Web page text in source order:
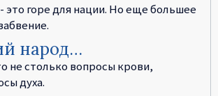
это горе для нации. Но еще большее
народ…
не столько вопросы крови,
духа.